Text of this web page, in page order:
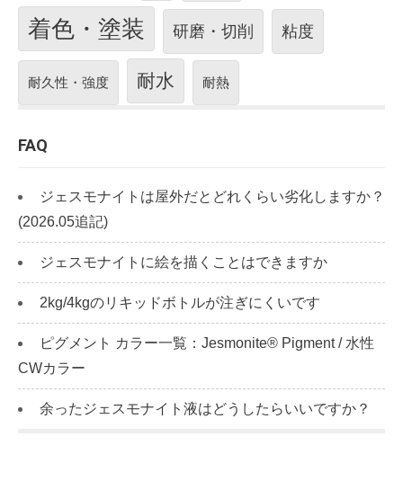
着色・塗装 研磨・切削 粘度
耐久性・強度 耐水 耐熱
FAQ
ジェスモナイトは屋外だとどれくらい劣化しますか？
(2026.05追記)
ジェスモナイトに絵を描くことはできますか
2kg/4kgのリキッドボトルが注ぎにくいです
ピグメント カラー一覧：Jesmonite® Pigment / 水性
CWカラー
余ったジェスモナイト液はどうしたらいいですか？